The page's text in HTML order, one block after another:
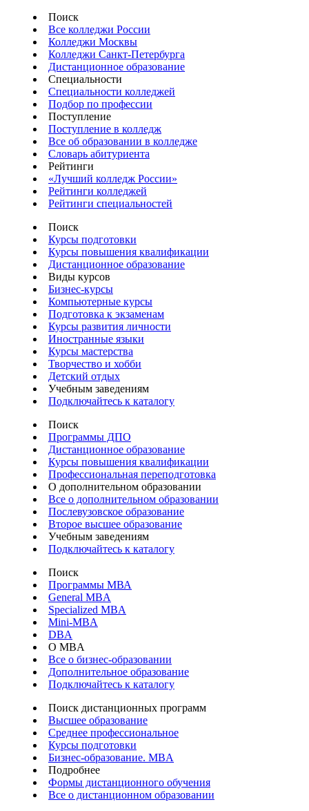
Поиск
Все колледжи России
Колледжи Москвы
Колледжи Санкт-Петербурга
Дистанционное образование
Специальности
Специальности колледжей
Подбор по профессии
Поступление
Поступление в колледж
Все об образовании в колледже
Словарь абитуриента
Рейтинги
«Лучший колледж России»
Рейтинги колледжей
Рейтинги специальностей
Поиск
Курсы подготовки
Курсы повышения квалификации
Дистанционное образование
Виды курсов
Бизнес-курсы
Компьютерные курсы
Подготовка к экзаменам
Курсы развития личности
Иностранные языки
Курсы мастерства
Творчество и хобби
Детский отдых
Учебным заведениям
Подключайтесь к каталогу
Поиск
Программы ДПО
Дистанционное образование
Курсы повышения квалификации
Профессиональная переподготовка
О дополнительном образовании
Все о дополнительном образовании
Послевузовское образование
Второе высшее образование
Учебным заведениям
Подключайтесь к каталогу
Поиск
Программы МВА
General MBA
Specialized MBA
Mini-MBA
DBA
О MBA
Все о бизнес-образовании
Дополнительное образование
Подключайтесь к каталогу
Поиск дистанционных программ
Высшее образование
Среднее профессиональное
Курсы подготовки
Бизнес-образование. MBA
Подробнее
Формы дистанционного обучения
Все о дистанционном образовании